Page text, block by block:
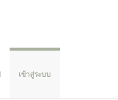
เข้าสู่ระบบ